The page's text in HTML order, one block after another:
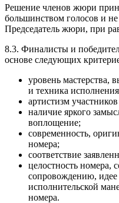
Решение членов жюри
большинством голосов и
Председатель жюри, при
8.3. Финалисты и
основе следующих
уровень мастерства,
и техника
артистизм
наличие яркого
воплощение;
современность,
номера;
соответствие
целостность номера,
сопровождению,
исполнительской
номера.